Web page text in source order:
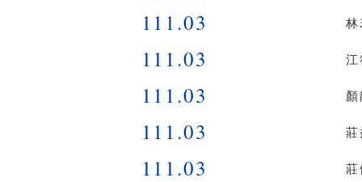
111.03
111.03
111.03
111.03
111.03